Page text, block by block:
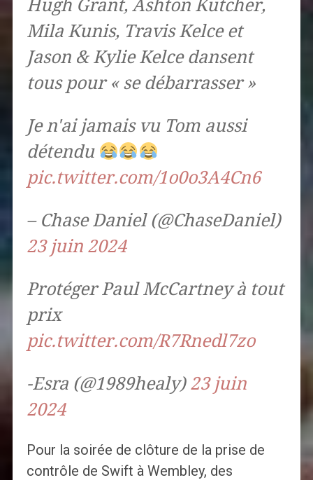
Hugh Grant, Ashton Kutcher,
Mila Kunis, Travis Kelce et
Jason & Kylie Kelce dansent
tous pour « se débarrasser »
Je n'ai jamais vu Tom aussi
détendu
pic.twitter.com/1o0o3A4Cn6
– Chase Daniel (@ChaseDaniel)
23 juin 2024
Protéger Paul McCartney à tout
prix
pic.twitter.com/R7Rnedl7zo
-Esra (@1989healy) 23 juin
2024
Pour la soirée de clôture de la prise de
contrôle de Swift à Wembley, des